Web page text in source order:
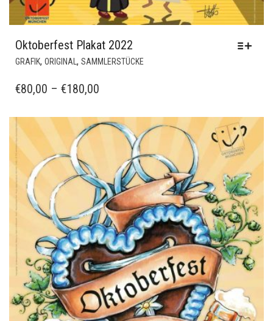
Oktoberfest Plakat 2022
GRAFIK, ORIGINAL, SAMMLERSTÜCKE
AUF.
DIE
OPTIONEN
KÖNNEN
AUF
DER
PRODUKTSEITE
GEWÄHLT
WERDEN
€80,00 – €180,00
BIS
€180,00